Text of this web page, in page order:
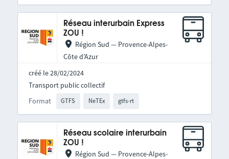
Réseau interurbain Express
ZOU !
Région Sud — Provence-Alpes-
Côte d’Azur
créé le 28/02/2024
Format GTFS NeTEx gtfs-rt
Transport public collectif
Réseau scolaire interurbain
ZOU !
Région Sud — Provence-Alpes-